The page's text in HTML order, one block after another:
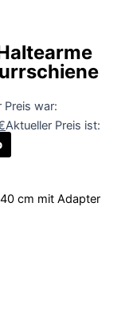
Preis war:
Aktueller Preis ist: